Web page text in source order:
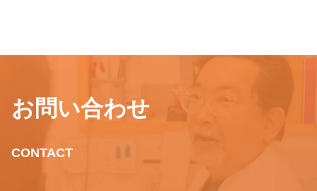
お問い合わせ
CONTACT